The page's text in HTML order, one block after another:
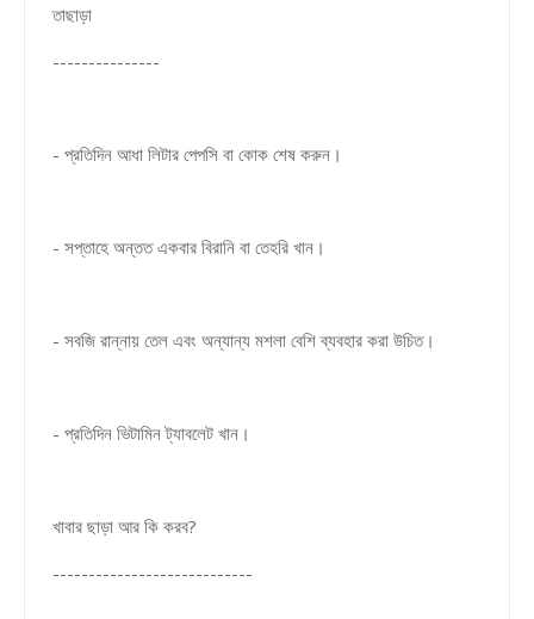
তাছাড়া
---------------
- প্রতিদিন আধা লিটার পেপসি বা কোক শেষ করুন।
- সপ্তাহে অন্তত একবার বিরানি বা তেহরি খান।
- সবজি রান্নায় তেল এবং অন্যান্য মশলা বেশি ব্যবহার করা উচিত।
- প্রতিদিন ভিটামিন ট্যাবলেট খান।
খাবার ছাড়া আর কি করব?
----------------------------